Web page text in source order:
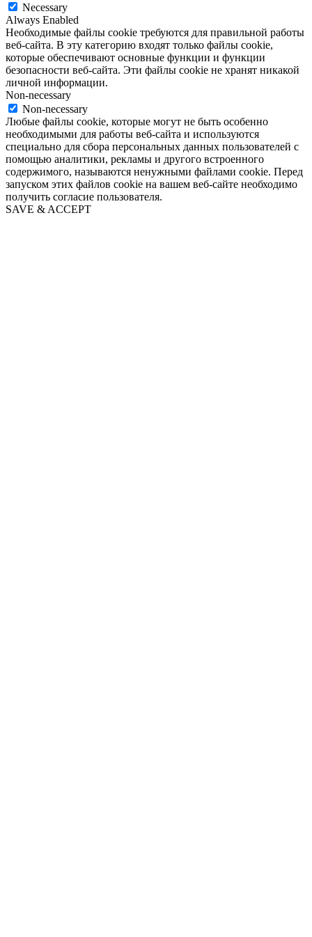
Necessary
Always Enabled
Необходимые файлы cookie требуются для правильной работы
веб-сайта. В эту категорию входят только файлы cookie,
которые обеспечивают основные функции и функции
безопасности веб-сайта. Эти файлы cookie не хранят никакой
личной информации.
Non-necessary
Non-necessary
Любые файлы cookie, которые могут не быть особенно
необходимыми для работы веб-сайта и используются
специально для сбора персональных данных пользователей с
помощью аналитики, рекламы и другого встроенного
содержимого, называются ненужными файлами cookie. Перед
запуском этих файлов cookie на вашем веб-сайте необходимо
получить согласие пользователя.
SAVE & ACCEPT